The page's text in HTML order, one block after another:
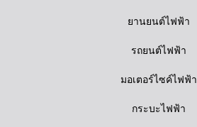
ยานยนต์ไฟฟ้า
รถยนต์ไฟฟ้า
มอเตอร์ไซค์ไฟฟ้า
กระบะไฟฟ้า